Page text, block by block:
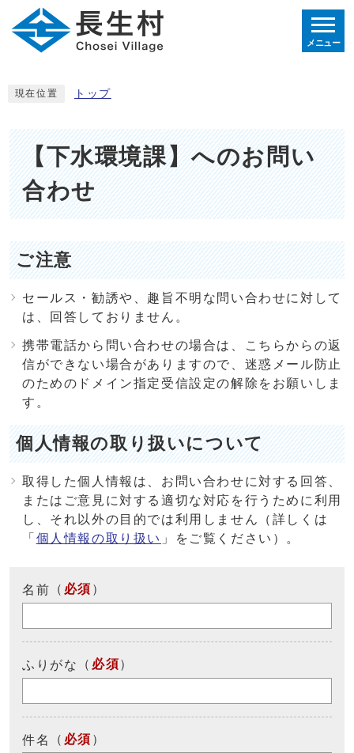
メニュー
現在位置 トップ
【下水環境課】へのお問い
合わせ
ご注意
セールス・勧誘や、趣旨不明な問い合わせに対して
は、回答しておりません。
携帯電話から問い合わせの場合は、こちらからの返
信ができない場合がありますので、迷惑メール防止
のためのドメイン指定受信設定の解除をお願いしま
す。
個人情報の取り扱いについて
取得した個人情報は、お問い合わせに対する回答、
またはご意見に対する適切な対応を行うために利用
し、それ以外の目的では利用しません（詳しくは
「 個人情報の取り扱い 」をご覧ください）。
名前 （ 必須 ）
ふりがな （ 必須）
件名 （ 必須 ）